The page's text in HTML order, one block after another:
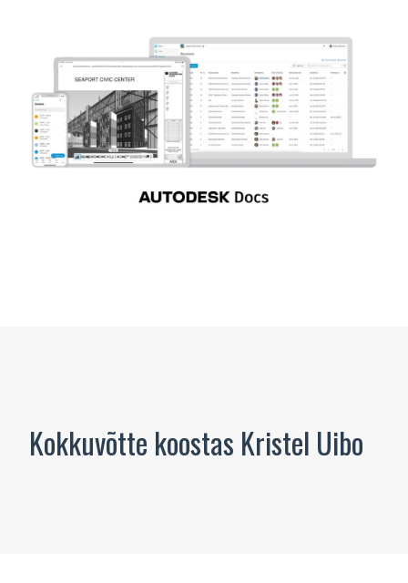
Kokkuvõtte koostas Kristel Uibo